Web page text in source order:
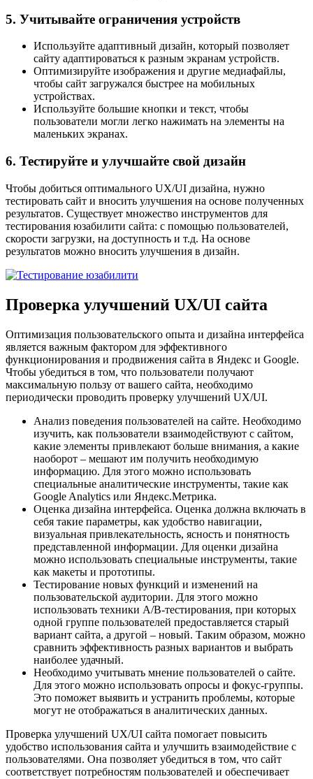
5. Учитывайте ограничения устройств
Используйте адаптивный дизайн, который позволяет
сайту адаптироваться к разным экранам устройств.
Оптимизируйте изображения и другие медиафайлы,
чтобы сайт загружался быстрее на мобильных
устройствах.
Используйте большие кнопки и текст, чтобы
пользователи могли легко нажимать на элементы на
маленьких экранах.
6. Тестируйте и улучшайте свой дизайн
Чтобы добиться оптимального UX/UI дизайна, нужно
тестировать сайт и вносить улучшения на основе полученных
результатов. Существует множество инструментов для
тестирования юзабилити сайта: с помощью пользователей,
скорости загрузки, на доступность и т.д. На основе
результатов можно вносить улучшения в дизайн.
Проверка улучшений UX/UI сайта
Оптимизация пользовательского опыта и дизайна интерфейса
является важным фактором для эффективного
функционирования и продвижения сайта в Яндекс и Google.
Чтобы убедиться в том, что пользователи получают
максимальную пользу от вашего сайта, необходимо
периодически проводить проверку улучшений UX/UI.
Анализ поведения пользователей на сайте. Необходимо
изучить, как пользователи взаимодействуют с сайтом,
какие элементы привлекают больше внимания, а какие
наоборот – мешают им получить необходимую
информацию. Для этого можно использовать
специальные аналитические инструменты, такие как
Google Analytics или Яндекс.Метрика.
Оценка дизайна интерфейса. Оценка должна включать в
себя такие параметры, как удобство навигации,
визуальная привлекательность, ясность и понятность
представленной информации. Для оценки дизайна
можно использовать специальные инструменты, такие
как макеты и прототипы.
Тестирование новых функций и изменений на
пользовательской аудитории. Для этого можно
использовать техники A/B-тестирования, при которых
одной группе пользователей предоставляется старый
вариант сайта, а другой – новый. Таким образом, можно
сравнить эффективность разных вариантов и выбрать
наиболее удачный.
Необходимо учитывать мнение пользователей о сайте.
Для этого можно использовать опросы и фокус-группы.
Это поможет выявить и устранить проблемы, которые
могут не отображаться в аналитических данных.
Проверка улучшений UX/UI сайта помогает повысить
удобство использования сайта и улучшить взаимодействие с
пользователями. Она позволяет убедиться в том, что сайт
соответствует потребностям пользователей и обеспечивает